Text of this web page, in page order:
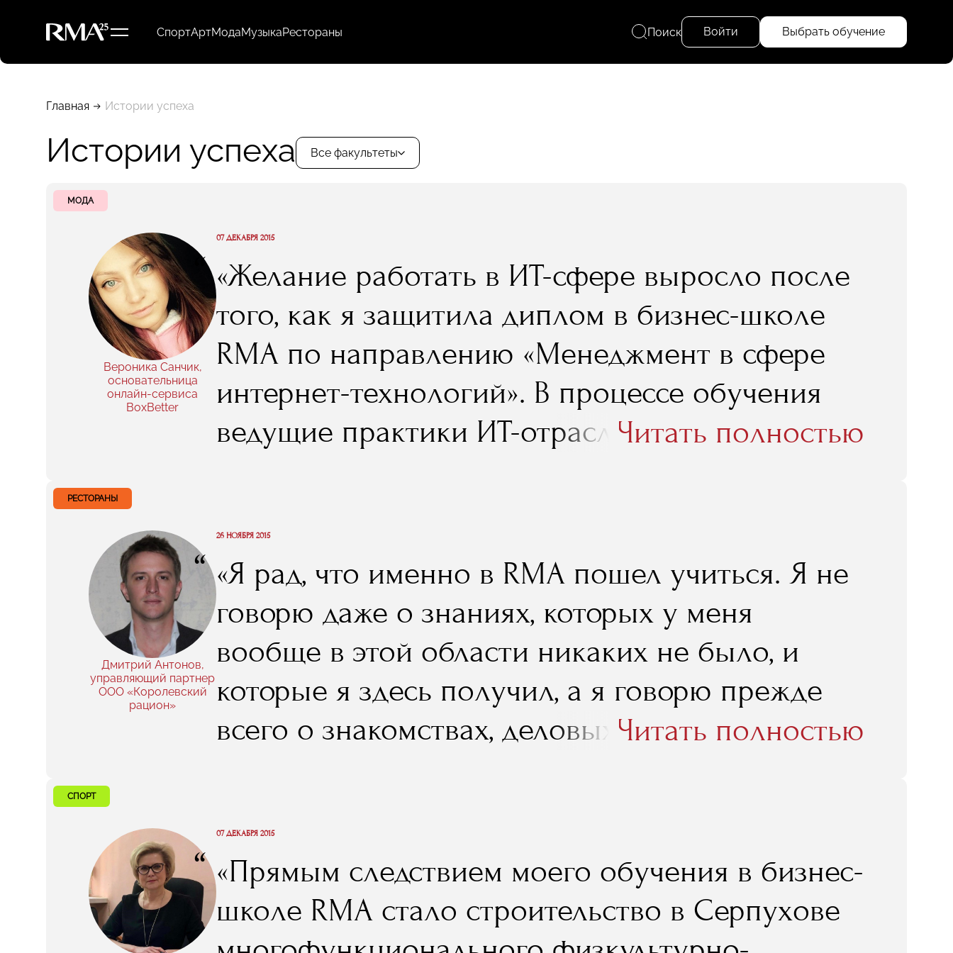
СпортАртМодаМузыкаРестораны Поиск Войти Выбрать обучение
Главная Истории успеха
Истории успеха Все факультеты
МОДА
Вероника Санчик,
основательница
онлайн-сервиса
BoxBetter
“
07 ДЕКАБРЯ 2015
«Желание работать в ИТ-сфере выросло после
того, как я защитила диплом в бизнес-школе
RMA по направлению «Менеджмент в сфере
интернет-технологий». В процессе обучения
ведущие практики ИТ-отрасли делились
проектами, менеджмента. Занятия в школе
вдохновляли, хотелось создать что-то свое
«полезное и красивое». Так и родилась идея о
собственном коробочном сервисе по
саморазвитию BoxBetter».
Читать полностью
РЕСТОРАНЫ
Дмитрий Антонов,
управляющий партнер
ООО «Королевский
рацион»
“
26 НОЯБРЯ 2015
«Я рад, что именно в RMA пошел учиться. Я не
говорю даже о знаниях, которых у меня
вообще в этой области никаких не было, и
которые я здесь получил, а я говорю прежде
всего о знакомствах, деловых связях, которые у
через RMA ищу, консультантов. Оборудование
я, например, закупаю через своих бывших
одногруппников, а с некоторыми даже работаю
Читать полностью
СПОРТ
“
07 ДЕКАБРЯ 2015
«Прямым следствием моего обучения в бизнес-
школе RMA стало строительство в Серпухове